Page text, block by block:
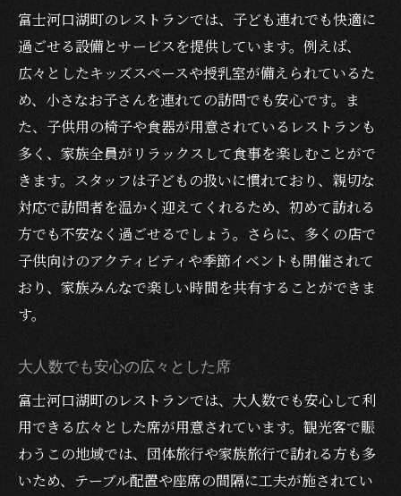
富士河口湖町のレストランでは、子ども連れでも快適に
過ごせる設備とサービスを提供しています。例えば、
広々としたキッズスペースや授乳室が備えられているた
め、小さなお子さんを連れての訪問でも安心です。ま
た、子供用の椅子や食器が用意されているレストランも
多く、家族全員がリラックスして食事を楽しむことがで
きます。スタッフは子どもの扱いに慣れており、親切な
対応で訪問者を温かく迎えてくれるため、初めて訪れる
方でも不安なく過ごせるでしょう。さらに、多くの店で
子供向けのアクティビティや季節イベントも開催されて
おり、家族みんなで楽しい時間を共有することができま
す。
大人数でも安心の広々とした席
富士河口湖町のレストランでは、大人数でも安心して利
用できる広々とした席が用意されています。観光客で賑
わうこの地域では、団体旅行や家族旅行で訪れる方も多
いため、テーブル配置や座席の間隔に工夫が施されてい